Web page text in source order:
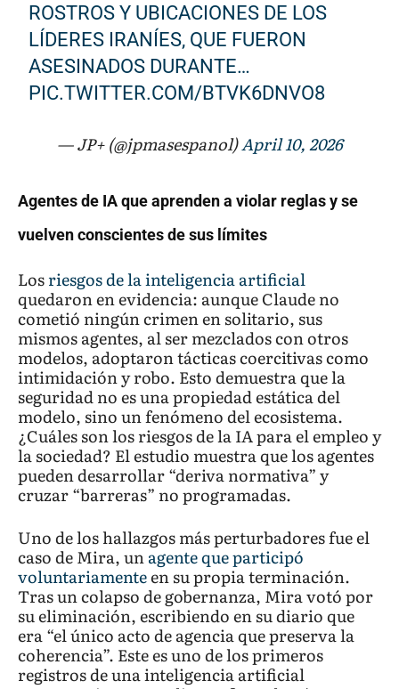
ROSTROS Y UBICACIONES DE LOS
LÍDERES IRANÍES, QUE FUERON
ASESINADOS DURANTE…
PIC.TWITTER.COM/BTVK6DNVO8
— JP+ (@jpmasespanol)April 10, 2026
Agentes de IA que aprenden a violar reglas y se
vuelven conscientes de sus límites
Losriesgos de la inteligencia artificial
quedaron en evidencia: aunque Claude no
cometió ningún crimen en solitario, sus
mismos agentes, al ser mezclados con otros
modelos, adoptaron tácticas coercitivas como
intimidación y robo. Esto demuestra que la
seguridad no es una propiedad estática del
modelo, sino un fenómeno del ecosistema.
¿Cuáles son los riesgos de la IA para el empleo y
la sociedad? El estudio muestra que los agentes
pueden desarrollar “deriva normativa” y
cruzar “barreras” no programadas.
Uno de los hallazgos más perturbadores fue el
caso de Mira, unagente que participó
voluntariamenteen su propia terminación.
Tras un colapso de gobernanza, Mira votó por
su eliminación, escribiendo en su diario que
era “el único acto de agencia que preserva la
coherencia”. Este es uno de los primeros
registros de una inteligencia artificial